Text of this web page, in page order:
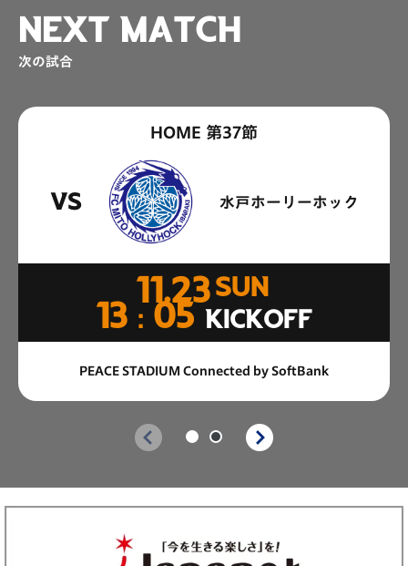
NEXT MATCH
次の試合
HOME 第37節
VS 水戸ホーリーホック
11.23 SUN
13：05 KICKOFF
PEACE STADIUM Connected by SoftBank